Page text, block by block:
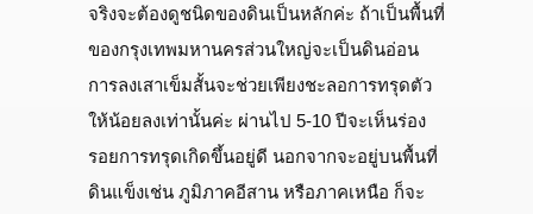
จริงจะต้องดูชนิดของดินเป็นหลักค่ะ ถ้าเป็นพื้นที่
ของกรุงเทพมหานครส่วนใหญ่จะเป็นดินอ่อน
การลงเสาเข็มสั้นจะช่วยเพียงชะลอการทรุดตัว
ให้น้อยลงเท่านั้นค่ะ ผ่านไป 5-10 ปีจะเห็นร่อง
รอยการทรุดเกิดขึ้นอยู่ดี นอกจากจะอยู่บนพื้นที่
ดินแข็งเช่น ภูมิภาคอีสาน หรือภาคเหนือ ก็จะ